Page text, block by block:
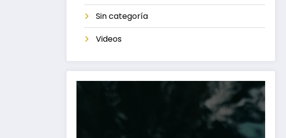
Sin categoría
Videos